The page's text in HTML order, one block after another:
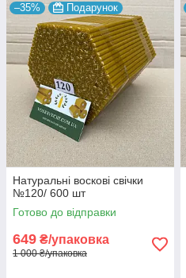
–35% Подарунок
Натуральні воскові свічки
№120/ 600 шт
Готово до відправки
649 ₴/упаковка
1 000 ₴/упаковка